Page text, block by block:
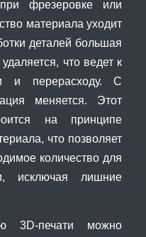
фрезеровке или
материала уходит
деталей большая
что ведет к
и перерасходу. С
меняется. Этот
на принципе
что позволяет
количество для
исключая лишние
3D-печати можно